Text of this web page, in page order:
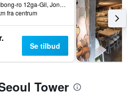
63 Jibong-ro 12ga-Gil, Jongno-gu, Seoul, Sydkorea
fra centrum
Se tilbud
Tower